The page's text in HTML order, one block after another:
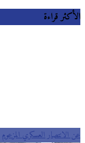
الأكثر قراءة
عن الانتصار العسكري المزعوم